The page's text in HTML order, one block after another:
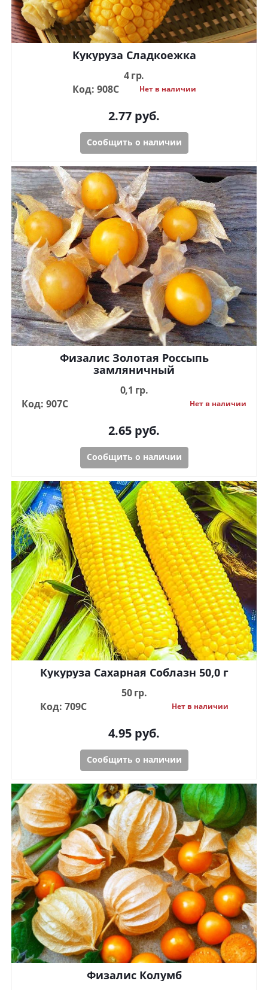
Кукуруза Сладкоежка
4 гр.
Код: 908С
Нет в наличии
2.77 руб.
Сообщить о наличии
Физалис Золотая Россыпь
замляничный
0,1 гр.
Код: 907С
Нет в наличии
2.65 руб.
Сообщить о наличии
Кукуруза Сахарная Соблазн 50,0 г
50 гр.
Код: 709С
Нет в наличии
4.95 руб.
Сообщить о наличии
Физалис Колумб